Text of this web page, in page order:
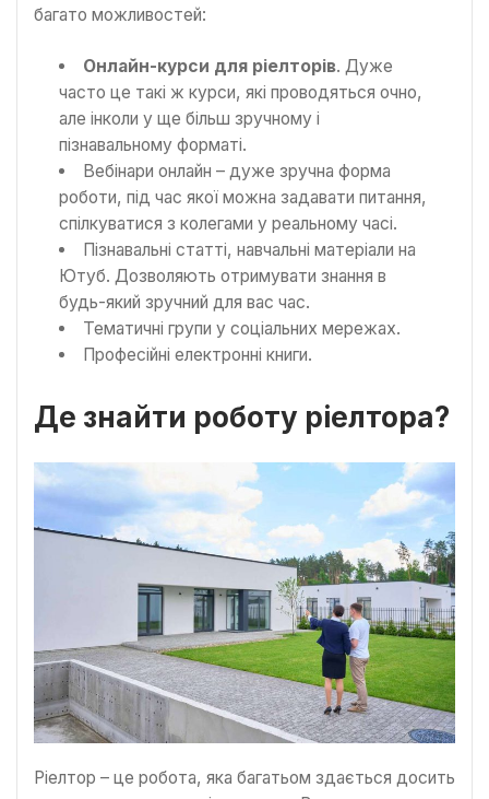
багато можливостей:
Онлайн-курси для ріелторів. Дуже
часто це такі ж курси, які проводяться очно,
але інколи у ще більш зручному і
пізнавальному форматі.
Вебінари онлайн – дуже зручна форма
роботи, під час якої можна задавати питання,
спілкуватися з колегами у реальному часі.
Пізнавальні статті, навчальні матеріали на
Ютуб. Дозволяють отримувати знання в
будь-який зручний для вас час.
Тематичні групи у соціальних мережах.
Професійні електронні книги.
Де знайти роботу ріелтора?
Ріелтор – це робота, яка багатьом здається досить